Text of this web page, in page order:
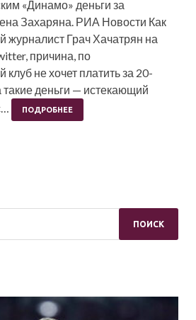
«Динамо» деньги за
Захаряна. РИА Новости Как
журналист Грач Хачатрян на
причина, по
клуб не хочет платить за 20-
такие деньги — истекающий
ПОДРОБНЕЕ